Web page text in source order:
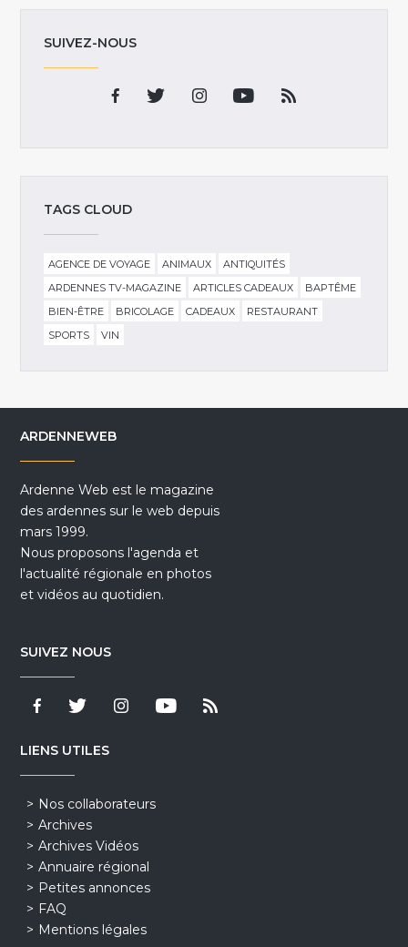
SUIVEZ-NOUS
TAGS CLOUD
AGENCE DE VOYAGE ANIMAUX
ANTIQUITÉS
ARDENNES TV-MAGAZINE
ARTICLES CADEAUX
BAPTÊME
BIEN-ÊTRE
BRICOLAGE CADEAUX
RESTAURANT
SPORTS
VIN
ARDENNEWEB
Ardenne Web est le magazine
des ardennes sur le web depuis
mars 1999.
Nous proposons l'agenda et
l'actualité régionale en photos
et vidéos au quotidien.
SUIVEZ NOUS
LIENS UTILES
Nos collaborateurs
Archives
Archives Vidéos
Annuaire régional
Petites annonces
FAQ
Mentions légales